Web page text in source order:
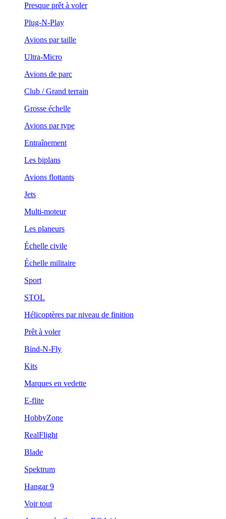
Presque prêt à voler
Plug-N-Play
Avions par taille
Ultra-Micro
Avions de parc
Club / Grand terrain
Grosse échelle
Avions par type
Entraînement
Les biplans
Avions flottants
Jets
Multi-moteur
Les planeurs
Échelle civile
Échelle militaire
Sport
STOL
Hélicoptères par niveau de finition
Prêt à voler
Bind-N-Fly
Kits
Marques en vedette
E-flite
HobbyZone
RealFlight
Blade
Spektrum
Hangar 9
Voir tout